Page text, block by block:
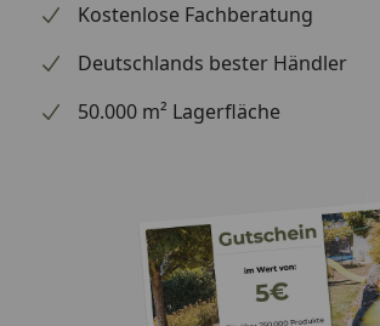
Kostenlose Fachberatung
Deutschlands bester Händler
50.000 m² Lagerfläche